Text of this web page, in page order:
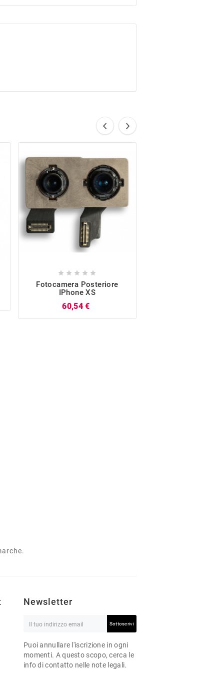
    
Fotocamera Posteriore
IPhone XS
60,54 €
Newsletter
Sottoscrivi
Puoi annullare l'iscrizione in ogni
momenti. A questo scopo, cerca le
info di contatto nelle note legali.